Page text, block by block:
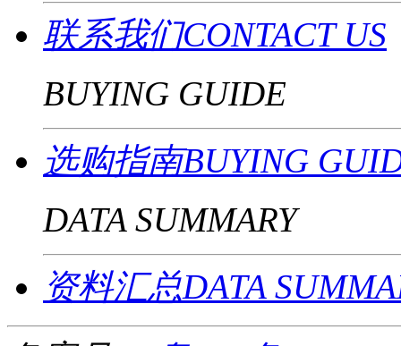
联系我们CONTACT US
BUYING GUIDE
选购指南BUYING
DATA SUMMARY
资料汇总DATA